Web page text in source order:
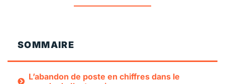
SOMMAIRE
L’abandon de poste en chiffres dans le